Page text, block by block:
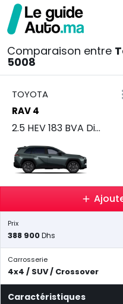
Comparaison entre
5008
TOYOTA
RAV 4
2.5 HEV 183 BVA Distinctive +
Prix
388 900Dhs
Carrosserie
4x4 / SUV / Crossover
Caractéristiques